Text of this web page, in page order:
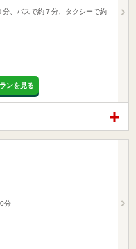
分、バスで約７分、タクシーで約
ンを見る
分